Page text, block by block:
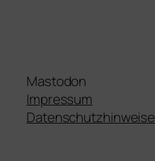
Mastodon
Impressum
Datenschutzhinweise